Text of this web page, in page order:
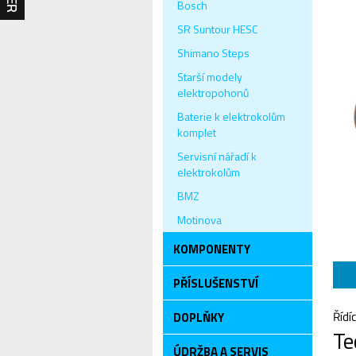
Bosch
SR Suntour HESC
Shimano Steps
Starší modely
elektropohonů
Baterie k elektrokolům
komplet
Servisní nářadí k
elektrokolům
BMZ
Motinova
KOMPONENTY
PŘÍSLUŠENSTVÍ
DOPLŇKY
ÚDRŽBA A SERVIS